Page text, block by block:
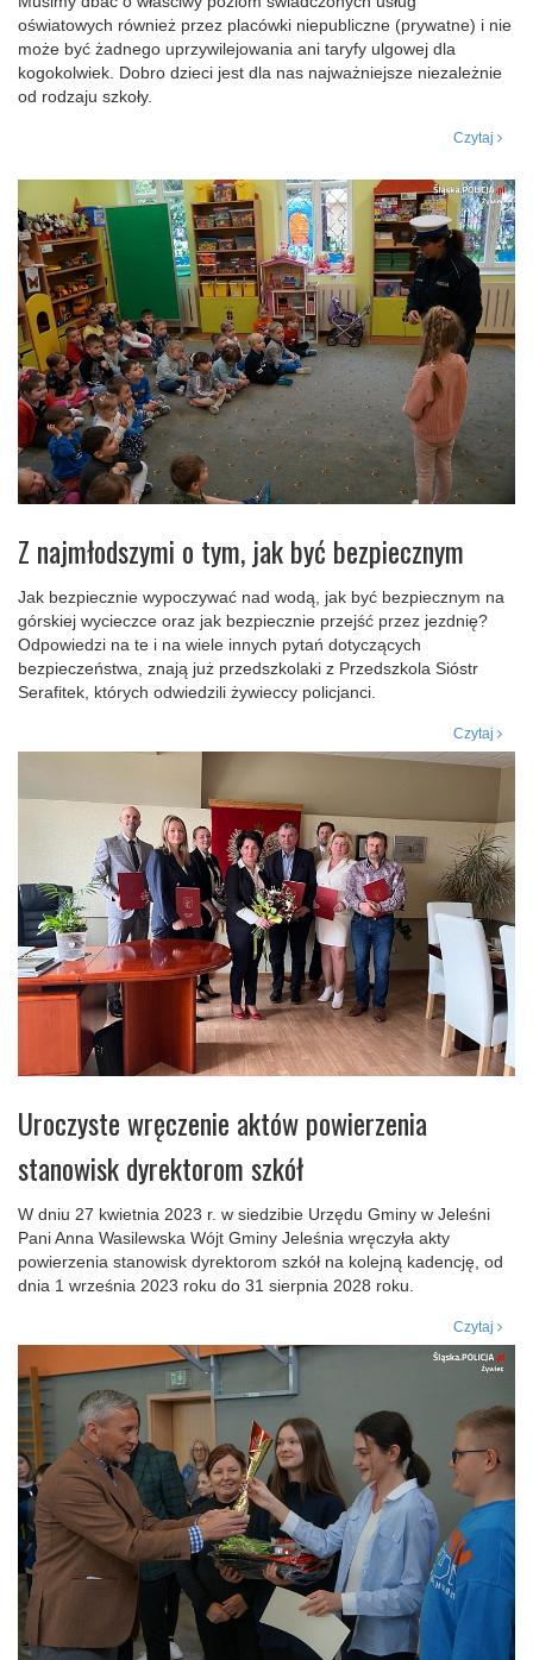
oświatowych również przez placówki niepubliczne (prywatne) i nie
może być żadnego uprzywilejowania ani taryfy ulgowej dla
kogokolwiek. Dobro dzieci jest dla nas najważniejsze niezależnie
od rodzaju szkoły.
Czytaj
Z najmłodszymi o tym, jak być bezpiecznym
Jak bezpiecznie wypoczywać nad wodą, jak być bezpiecznym na
górskiej wycieczce oraz jak bezpiecznie przejść przez jezdnię?
Odpowiedzi na te i na wiele innych pytań dotyczących
bezpieczeństwa, znają już przedszkolaki z Przedszkola Sióstr
Serafitek, których odwiedzili żywieccy policjanci.
Czytaj
Uroczyste wręczenie aktów powierzenia
stanowisk dyrektorom szkół
W dniu 27 kwietnia 2023 r. w siedzibie Urzędu Gminy w Jeleśni
Pani Anna Wasilewska Wójt Gminy Jeleśnia wręczyła akty
powierzenia stanowisk dyrektorom szkół na kolejną kadencję, od
dnia 1 września 2023 roku do 31 sierpnia 2028 roku.
Czytaj